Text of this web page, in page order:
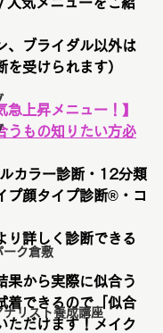
ーク倉敷
リスト養成講座
気メニューをご紹
、ブライダル以外は
受けられます）
急上昇メニュー！ 】
うもの知りたい方必
カラー診断・12分類
プ顔タイプ診断®︎・コ
り詳しく診断できる
果から実際に似合う
着できるので「似合
ただけます！メイク